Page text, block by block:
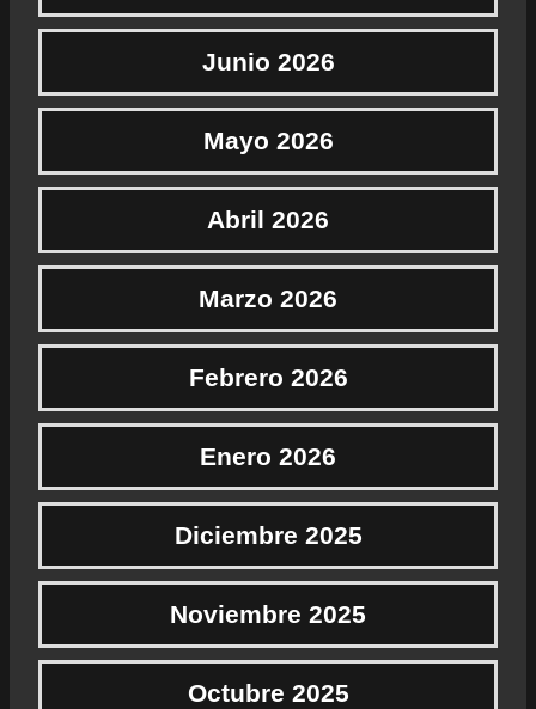
Junio 2026
Mayo 2026
Abril 2026
Marzo 2026
Febrero 2026
Enero 2026
Diciembre 2025
Noviembre 2025
Octubre 2025